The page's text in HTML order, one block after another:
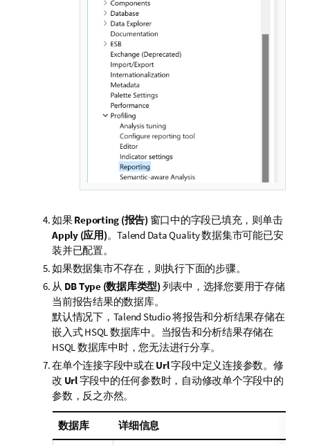
如果Reporting (报告) 窗口中的字段已填充，则单击
Apply (应用)。Talend Data Quality数据集市可能已安
装并已配置。
如果数据集市不存在，则执行下面的步骤。
从 DB Type (数据库类型) 列表中，选择您要用于存储
当前报告结果的数据库。
默认情况下， Talend Studio将报告和分析结果存储在
嵌入式 HSQL 数据库中。当报告和分析结果存储在
HSQL 数据库中时，您无法进行分享。
在单个连接字段中或在 Url字段中定义连接参数。修
改 Url字段中的任何参数时，自动修改单个字段中的
参数，反之亦然。
数据库 详细信息